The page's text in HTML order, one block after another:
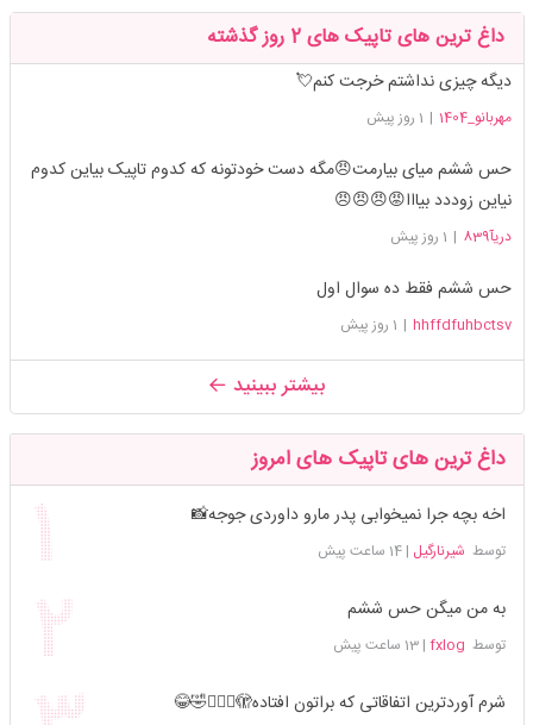
داغ ترین های تاپیک های 2 روز گذشته
دیگه چیزی نداشتم خرجت کنم💘
مهربانو_1404 | 1 روز پیش
حس ششم میای بیارمت😠مگه دست خودتونه که کدوم تاپیک بیاین کدوم
نیاین زوددد بیااا😡😠😠😠
دریآ839 | 1 روز پیش
حس ششم فقط ده سوال اول
hhffdfuhbctsv
| 1 روز پیش
بیشتر ببینید
داغ ترین های تاپیک های امروز
اخه بچه جرا نمیخوابی پدر مارو داوردی جوجه📸
توسط شیرنارگیل |14 ساعت پیش
به من میگن حس ششم
توسط fxlog
|13 ساعت پیش
شرم آوردترین اتفاقاتی که براتون افتاده🫣🤦🏻‍♀️🤣😂